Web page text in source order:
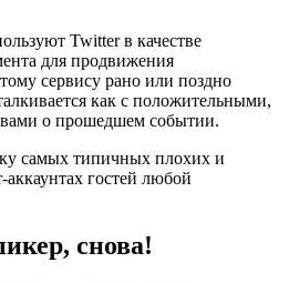
Twitter в качестве
для продвижения
сервису рано или поздно
как с положительными,
о прошедшем событии.
самых типичных плохих и
гостей любой
снова!